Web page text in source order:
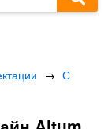
→ С